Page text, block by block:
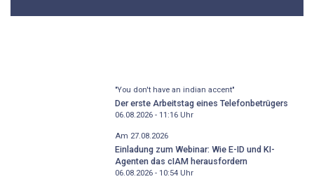
"You don't have an indian accent"
Der erste Arbeitstag eines Telefonbetrügers
06.08.2026 - 11:16Uhr
Am 27.08.2026
Einladung zum Webinar: Wie E-ID und KI-
Agenten das cIAM herausfordern
06.08.2026 - 10:54Uhr